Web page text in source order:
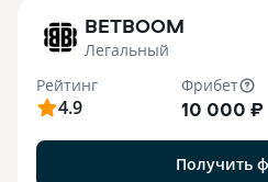
BETBOOM
Легальный
Рейтинг
4.9
Фрибет
10 000 ₽
Получить